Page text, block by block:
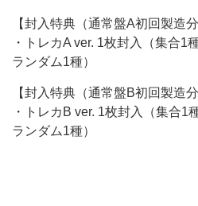
【封入特典（通常盤A初回製造分
・トレカA ver. 1枚封入（集合1
ランダム1種）
【封入特典（通常盤B初回製造分
・トレカB ver. 1枚封入（集合1
ランダム1種）